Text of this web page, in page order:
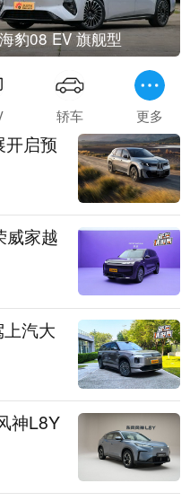
海豹08 EV 旗舰型
轿车 更多
开启预
威家越
汽大
神L8Y